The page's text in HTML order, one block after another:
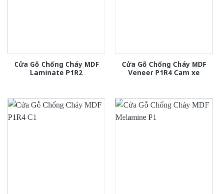
Cửa Gỗ Chống Cháy MDF
Laminate P1R2
Cửa Gỗ Chống Cháy MDF
Veneer P1R4 Cam xe